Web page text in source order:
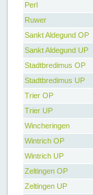
Perl
Ruwer
Sankt Aldegund OP
Sankt Aldegund UP
Stadtbredimus OP
Stadtbredimus UP
Trier OP
Trier UP
Wincheringen
Wintrich OP
Wintrich UP
Zeltingen OP
Zeltingen UP